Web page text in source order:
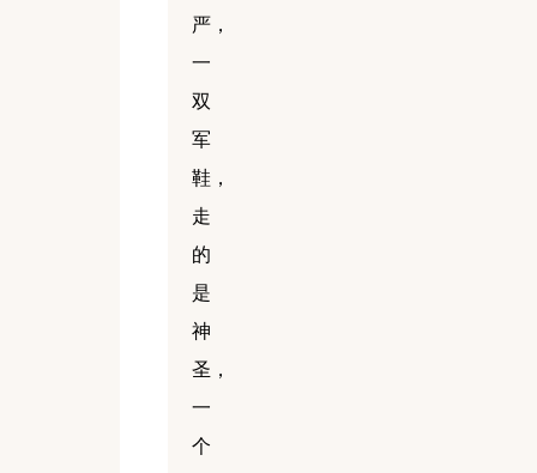
严，
一
双
军
鞋，
走
的
是
神
圣，
一
个